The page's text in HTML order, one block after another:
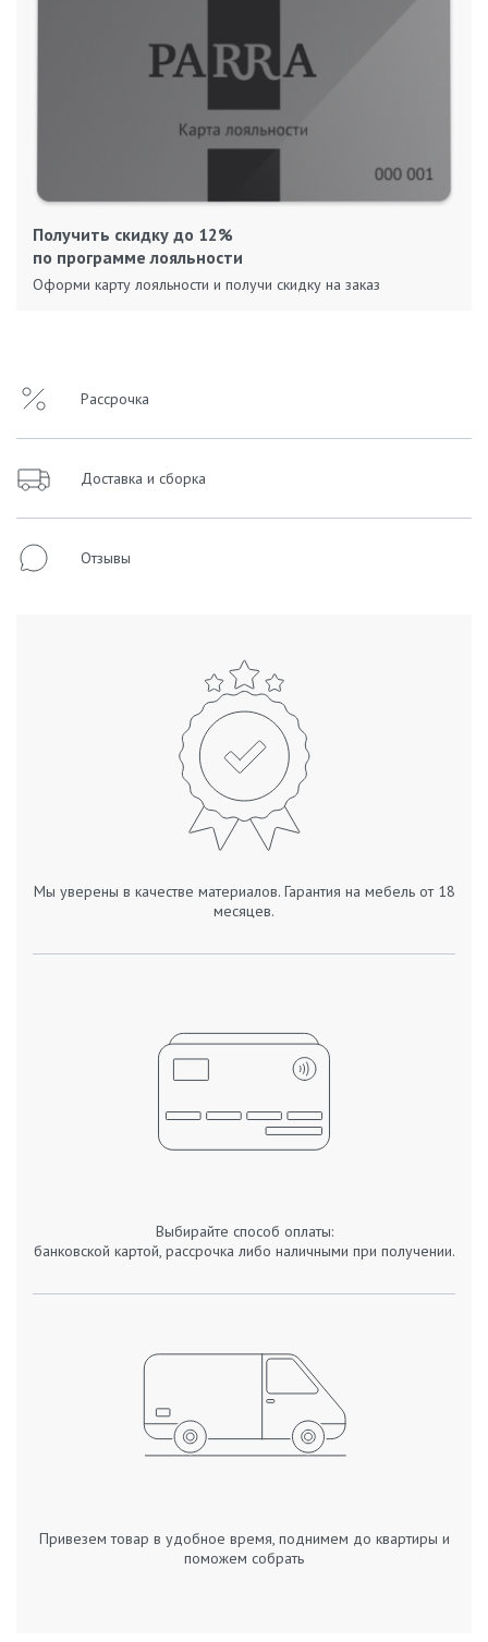
Получить скидку до 12%
по программе лояльности
Оформи карту лояльности и получи скидку на заказ
Рассрочка
Доставка и сборка
Отзывы
Мы уверены в качестве материалов. Гарантия на мебель от 18
месяцев.
Выбирайте способ оплаты:
банковской картой, рассрочка либо наличными при получении.
Привезем товар в удобное время, поднимем до квартиры и
поможем собрать